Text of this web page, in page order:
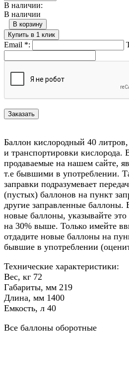
В наличии:
В наличии
В корзину
Купить в 1 клик
Email *:
Баллон кислородный 40
и транспортировки кислорода.
продаваемые на нашем сайте,
т.е бывшими в употреблении.
заправки подразумевает
(пустых) баллонов на пункт
другие заправленные
новые баллоны, указывайте это
на 30% выше. Только имейте
отдадите новые баллоны на
бывшие в употреблении
Технические характеристики:
Вес, кг 72
Габариты, мм 219
Длина, мм 1400
Емкость, л 40
Все баллоны оборотные